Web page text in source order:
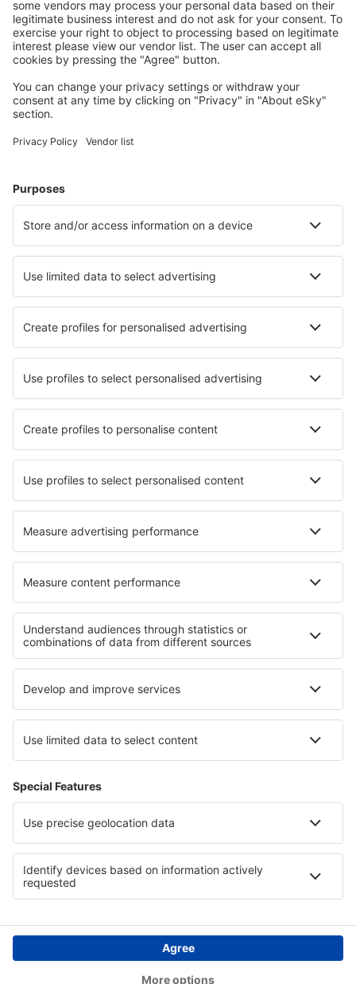
Ubytování dle vašeho gusta
Vyberte si z více než 1.3 milionu zařízení: hotelů,
Nejvyhledávanější hotely uživateli eSky
Hotely v Římě Hotely v Miláně Hotely ve Florencii
Hotely in Villasimius Hotely in Volterra
Hotely in Siniscola Hotely in Peschiera del Garda
Nejlepší hotely - města
Hotely in Concordia Hotely in Riemst
Hotely in Campo-Nubes Hotely in Tosse
Hotely in Conil de la Frontera Hotely in Sanxenxo
Hotely in Harre
Nejlepší hotely - regiony
Hotely in Italy - sun and beach
Hotely na pobřeží Amalfi Hotely in Italian Alps
Hotely in Umbria Hotely v Národní park Camdeboo
Hotely on North Sea Coast Hotely v Great Smoky Mountains
Hotely in Coffee Triangle Hotely v Costa Adeje